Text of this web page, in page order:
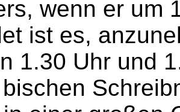
wenn er um
ist es,
1.30 Uhr und